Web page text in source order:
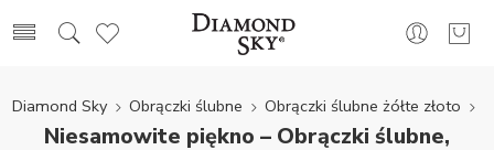
Diamond Sky Obrączki ślubne Obrączki ślubne żółte złoto
Niesamowite piękno – Obrączki ślubne,